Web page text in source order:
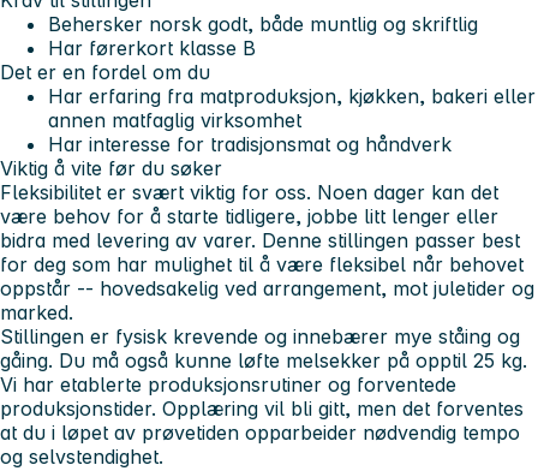
Behersker norsk godt, både muntlig og skriftlig
Har førerkort klasse B
Det er en fordel om du
Har erfaring fra matproduksjon, kjøkken, bakeri eller
annen matfaglig virksomhet
Har interesse for tradisjonsmat og håndverk
Viktig å vite før du søker
Fleksibilitet er svært viktig for oss. Noen dager kan det
være behov for å starte tidligere, jobbe litt lenger eller
bidra med levering av varer. Denne stillingen passer best
for deg som har mulighet til å være fleksibel når behovet
oppstår -- hovedsakelig ved arrangement, mot juletider og
marked.
Stillingen er fysisk krevende og innebærer mye ståing og
gåing. Du må også kunne løfte melsekker på opptil 25 kg.
Vi har etablerte produksjonsrutiner og forventede
produksjonstider. Opplæring vil bli gitt, men det forventes
at du i løpet av prøvetiden opparbeider nødvendig tempo
og selvstendighet.